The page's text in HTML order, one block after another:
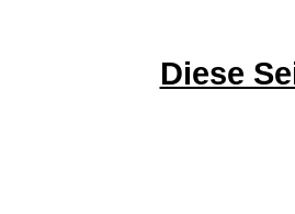
Diese